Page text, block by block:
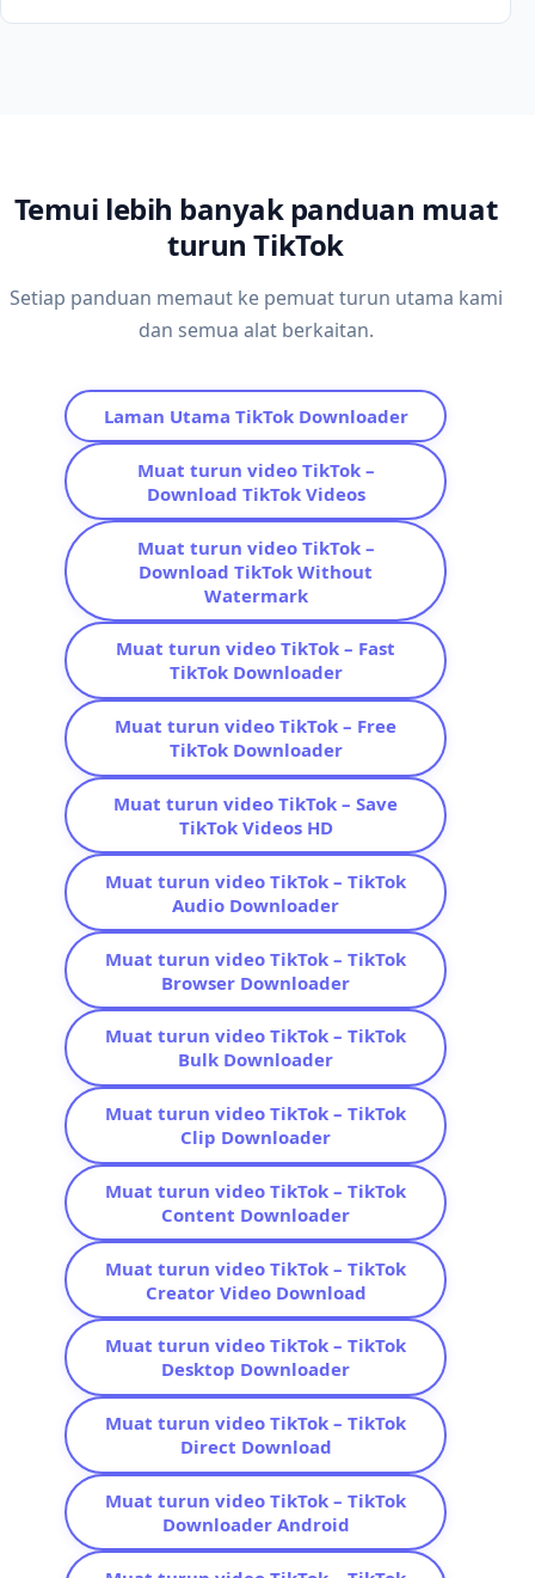
Temui lebih banyak panduan muat
turun TikTok
Setiap panduan memaut ke pemuat turun utama kami
dan semua alat berkaitan.
Laman Utama TikTok Downloader
Muat turun video TikTok –
Download TikTok Videos
Muat turun video TikTok –
Download TikTok Without
Watermark
Muat turun video TikTok – Fast
TikTok Downloader
Muat turun video TikTok – Free
TikTok Downloader
Muat turun video TikTok – Save
TikTok Videos HD
Muat turun video TikTok – TikTok
Audio Downloader
Muat turun video TikTok – TikTok
Browser Downloader
Muat turun video TikTok – TikTok
Bulk Downloader
Muat turun video TikTok – TikTok
Clip Downloader
Muat turun video TikTok – TikTok
Content Downloader
Muat turun video TikTok – TikTok
Creator Video Download
Muat turun video TikTok – TikTok
Desktop Downloader
Muat turun video TikTok – TikTok
Direct Download
Muat turun video TikTok – TikTok
Downloader Android